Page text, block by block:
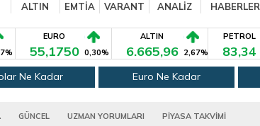
ALTIN EMTİA VARANT ANALİZ HABERLER
EURO
55,1750 0,30%
ALTIN
6.665,96 2,67%
PETROL
83,34
Ne Kadar Euro Ne Kadar
GÜNCEL UZMAN YORUMLARI PİYASA TAKVİMİ